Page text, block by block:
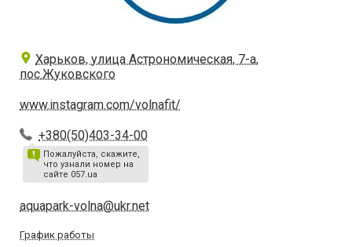
Харьков, улица Астрономическая, 7-а,
пос.Жуковского
www.instagram.com/volnafit/
+380(50)403-34-00
Пожалуйста, скажите,
что узнали номер на
сайте 057.ua
aquapark-volna@ukr.net
График работы